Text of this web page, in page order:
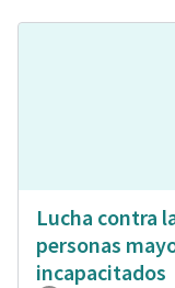
Lucha contra
personas
incapacitados